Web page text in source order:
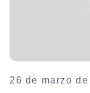
26 de marzo